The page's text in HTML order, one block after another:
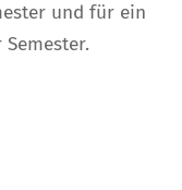
und für ein